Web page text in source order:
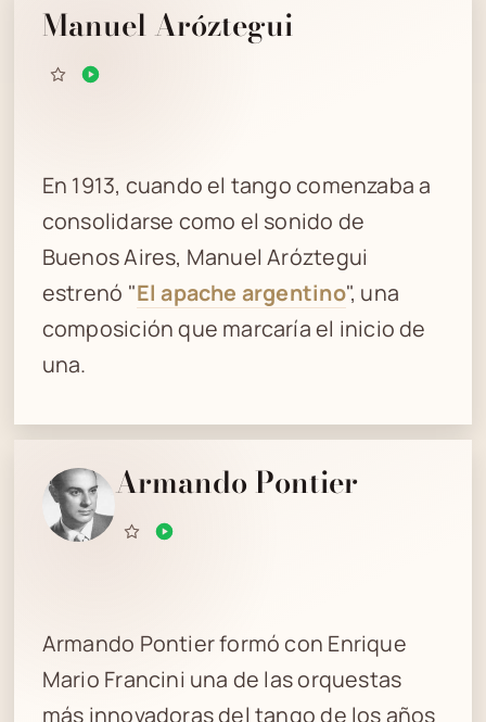
Manuel Aróztegui
En 1913, cuando el tango comenzaba a
consolidarse como el sonido de
Buenos Aires, Manuel Aróztegui
estrenó "El apache argentino", una
composición que marcaría el inicio de
una.
Armando Pontier
Armando Pontier formó con Enrique
Mario Francini una de las orquestas
más innovadoras del tango de los años